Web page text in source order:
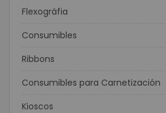
Flexográfia
Consumibles
Ribbons
Consumibles para Carnetización
Kioscos